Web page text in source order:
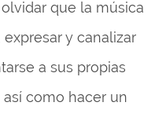
que la música
y canalizar
a sus propias
como hacer un